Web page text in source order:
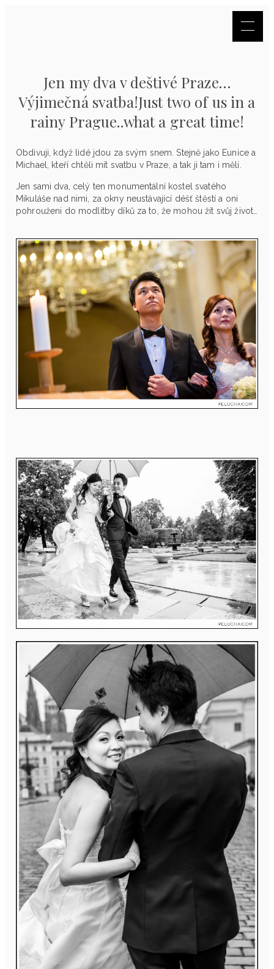
Jen my dva v deštivé Praze…
Výjimečná svatba!Just two of us in a
rainy Prague..what a great time!
Obdivuji, když lidé jdou za svým snem. Stejně jako Eunice a
Michael, kteří chtěli mít svatbu v Praze, a tak ji tam i měli.
Jen sami dva, celý ten monumentální kostel svatého
Mikuláše nad nimi, za okny neustávající déšť štěstí a oni
pohrouženi do modlitby díků za to, že mohou žít svůj život…